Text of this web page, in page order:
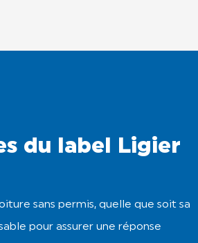
du label Ligier
sans permis, quelle que soit sa
pour assurer une réponse